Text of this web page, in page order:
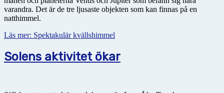
varandra. Det är de tre ljusaste objekten som kan finnas på en
natthimmel.
Läs mer: Spektakulär kvällshimmel
Solens aktivitet ökar